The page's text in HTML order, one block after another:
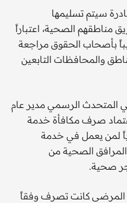
سيتم تسليمها
مناطقهم الصحية، اعتباراً
عام 1430هـ"، مهيباً بأصحاب الحقوق مراجعة
والمحافظات التابعين
المتحدث الرسمي مدير عام
اعتماد صرف مكافأة خدمة
لمن يعمل في خدمة
الصحية من
صحية.
المرضى كانت تصرف وفقاً